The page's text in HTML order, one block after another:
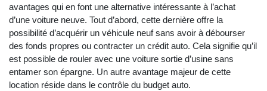
avantages qui en font une alternative intéressante à l’achat
d’une voiture neuve. Tout d’abord, cette dernière offre la
possibilité d’acquérir un véhicule neuf sans avoir à débourser
des fonds propres ou contracter un crédit auto. Cela signifie qu’il
est possible de rouler avec une voiture sortie d’usine sans
entamer son épargne. Un autre avantage majeur de cette
location réside dans le contrôle du budget auto.